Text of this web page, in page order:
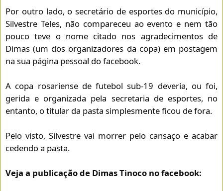
Por outro lado, o secretário de esportes do município,
Silvestre Teles, não compareceu ao evento e nem tão
pouco teve o nome citado nos agradecimentos de
Dimas (um dos organizadores da copa) em postagem
na sua página pessoal do facebook.
A copa rosariense de futebol sub-19 deveria, ou foi,
gerida e organizada pela secretaria de esportes, no
entanto, o titular da pasta simplesmente ficou de fora.
Pelo visto, Silvestre vai morrer pelo cansaço e acabar
cedendo a pasta.
Veja a publicação de Dimas Tinoco no facebook: